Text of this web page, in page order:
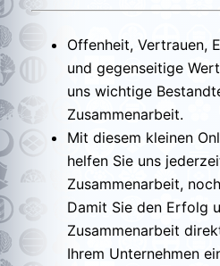
Offenheit, Vertrauen,
und gegenseitige
uns wichtige
Zusammenarbeit.
Mit diesem kleinen
helfen Sie uns
Zusammenarbeit,
Damit Sie den Erfolg
Zusammenarbeit
Ihrem Unternehmen